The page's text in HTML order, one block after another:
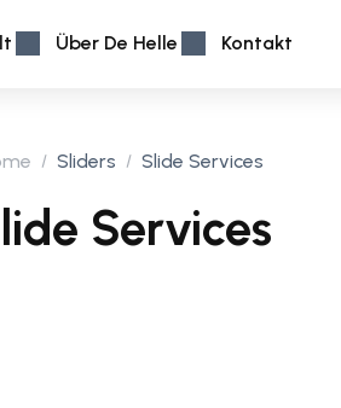
Über De Helle Kontakt
Sliders Slide Services
Services